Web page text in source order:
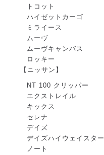
トコット
ハイゼットカーゴ
ミライース
ムーヴ
ムーヴキャンバス
ロッキー
【ニッサン】
NT 100 クリッパー
エクストレイル
キックス
セレナ
デイズ
デイズハイウェイスター
ノート